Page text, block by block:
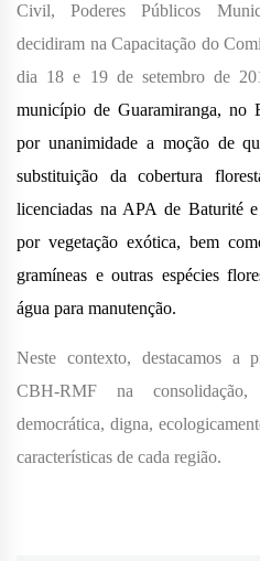
Civil, Poderes Públicos
decidiram na Capacitação do
dia 18 e 19 de setembro de
município de Guaramiranga, no
por unanimidade a moção de
substituição da cobertura
licenciadas na APA de Baturité
por vegetação exótica, bem
gramíneas e outras espécies
água para manutenção.
Neste contexto, destacamos a
CBH-RMF na
democrática, digna,
características de cada região.